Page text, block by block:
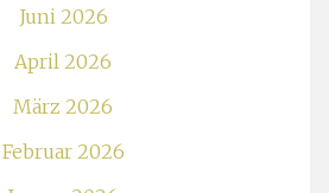
Juni 2026
April 2026
März 2026
Februar 2026